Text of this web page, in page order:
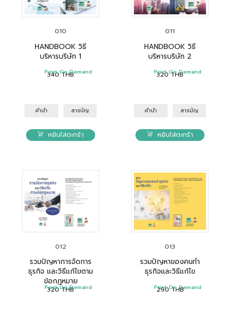
010
HANDBOOK วิธี
บริหารบริษัท 1
340 THB
Print On Demand
คำนำ สารบัญ
หยิบใส่ตะกร้า
011
HANDBOOK วิธี
บริหารบริษัท 2
320 THB
Print On Demand
คำนำ สารบัญ
หยิบใส่ตะกร้า
012
รวมปัญหาการจัดการ
ธุรกิจ และวิธีแก้ไขตาม
ข้อกฎหมาย
320 THB
Print On Demand
013
รวมปัญหาของคนทำ
ธุรกิจและวิธีแก้ไข
290 THB
Print On Demand